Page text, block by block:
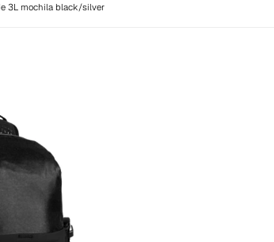
3L mochila black/silver